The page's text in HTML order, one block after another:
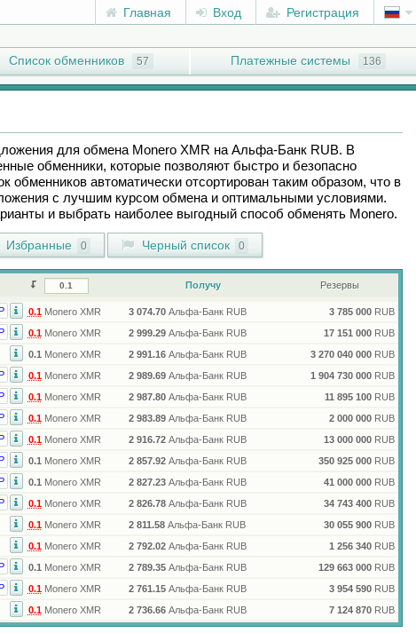
Главная Вход Регистрация
Список обменников 57 Платежные системы 136
для обмена Monero XMR на Альфа-Банк RUB. В
обменники, которые позволяют быстро и безопасно
обменников автоматически отсортирован таким образом, что в
с лучшим курсом обмена и оптимальными условиями.
и выбрать наиболее выгодный способ обменять Monero.
Избранные 0 Черный список 0
Получу Резервы
0.1Monero XMR 3 074.70Альфа-Банк RUB 3 785 000RUB
0.1Monero XMR 2 999.29Альфа-Банк RUB 17 151 000RUB
0.1 Monero XMR 2 991.16Альфа-Банк RUB 3 270 040 000RUB
0.1Monero XMR 2 989.69Альфа-Банк RUB 1 904 730 000RUB
0.1Monero XMR 2 987.80Альфа-Банк RUB 11 895 100RUB
0.1Monero XMR 2 983.89Альфа-Банк RUB 2 000 000RUB
0.1Monero XMR 2 916.72Альфа-Банк RUB 13 000 000RUB
0.1 Monero XMR 2 857.92Альфа-Банк RUB 350 925 000RUB
0.1 Monero XMR 2 827.23Альфа-Банк RUB 41 000 000RUB
0.1Monero XMR 2 826.78Альфа-Банк RUB 34 743 400RUB
0.1Monero XMR 2 811.58Альфа-Банк RUB 30 055 900RUB
0.1Monero XMR 2 792.02Альфа-Банк RUB 1 256 340RUB
0.1 Monero XMR 2 789.35Альфа-Банк RUB 129 663 000RUB
0.1Monero XMR 2 761.15Альфа-Банк RUB 3 954 590RUB
0.1Monero XMR 2 736.66Альфа-Банк RUB 7 124 870RUB